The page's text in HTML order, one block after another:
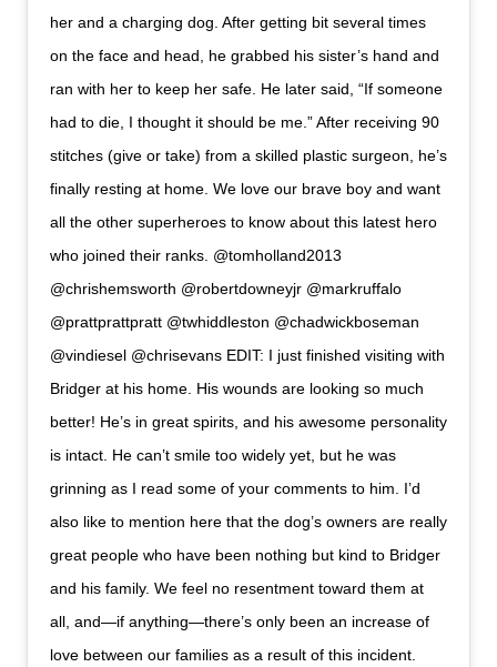
her and a charging dog. After getting bit several times
on the face and head, he grabbed his sister’s hand and
ran with her to keep her safe. He later said, “If someone
had to die, I thought it should be me.” After receiving 90
stitches (give or take) from a skilled plastic surgeon, he’s
finally resting at home. We love our brave boy and want
all the other superheroes to know about this latest hero
who joined their ranks. @tomholland2013
@chrishemsworth @robertdowneyjr @markruffalo
@prattprattpratt @twhiddleston @chadwickboseman
@vindiesel @chrisevans EDIT: I just finished visiting with
Bridger at his home. His wounds are looking so much
better! He’s in great spirits, and his awesome personality
is intact. He can’t smile too widely yet, but he was
grinning as I read some of your comments to him. I’d
also like to mention here that the dog’s owners are really
great people who have been nothing but kind to Bridger
and his family. We feel no resentment toward them at
all, and—if anything—there’s only been an increase of
love between our families as a result of this incident.